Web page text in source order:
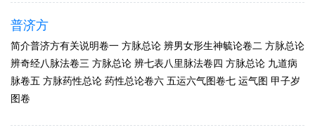
普济方
简介普济方有关说明卷一 方脉总论 辨男女形生神毓论卷二 方脉总论
辨奇经八脉法卷三 方脉总论 辨七表八里脉法卷四 方脉总论 九道病
脉卷五 方脉药性总论 药性总论卷六 五运六气图卷七 运气图 甲子岁
图卷